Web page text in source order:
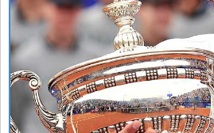
КЛУБОВЕ
БЛОГ
ВИДЕО
ЖЪЛТО
Спорт&Фитнес
Други
Любители